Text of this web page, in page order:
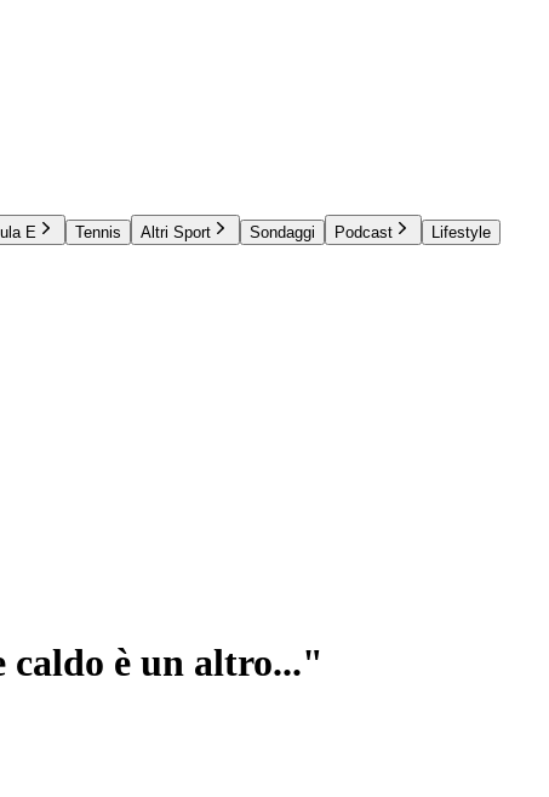
E Tennis Altri Sport Sondaggi Podcast
Lifestyle
è un altro..."